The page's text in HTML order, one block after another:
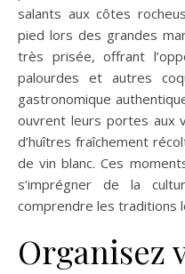
salants aux côtes
pied lors des grandes
très prisée, offrant
palourdes et autres
gastronomique
ouvrent leurs portes aux
d’huîtres fraîchement
de vin blanc. Ces
s’imprégner de la
comprendre les traditions
Organisez